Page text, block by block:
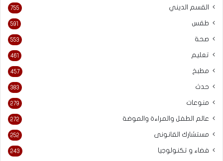
القسم الديني 755
طقس 591
صحة 553
تعليم 461
مطبخ 457
حدث 383
منوعات 279
عالم الطفل والمراءة والموضة 272
مستشارك القانونى 252
فضاء و تكنولوجيا 243